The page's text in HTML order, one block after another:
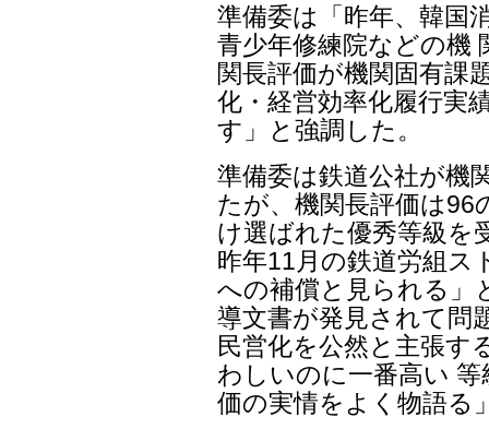
準備委は「昨年、韓国
青少年修練院などの機
関長評価が機関固有課
化・経営効率化履行実
す」と強調した。
準備委は鉄道公社が機
たが、機関長評価は96
け選ばれた優秀等級を
昨年11月の鉄道労組ス
への補償と見られる」
導文書が発見されて問
民営化を公然と主張す
わしいのに一番高い
価の実情をよく物語る